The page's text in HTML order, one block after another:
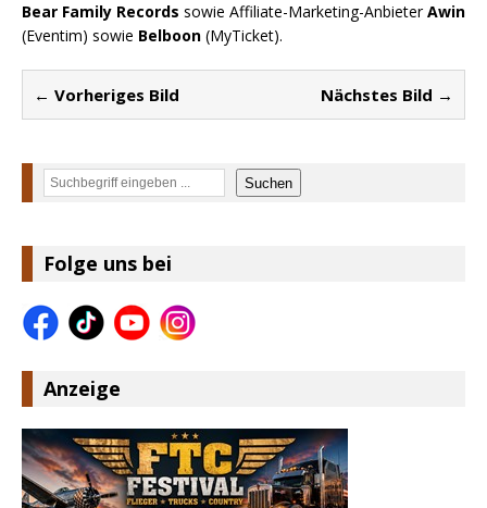
Bear Family Records sowie Affiliate-Marketing-AnbieterAwin
(Eventim) sowie Belboon (MyTicket).
← Vorheriges Bild Nächstes Bild →
Suchen Suchen
Folge uns bei
Anzeige